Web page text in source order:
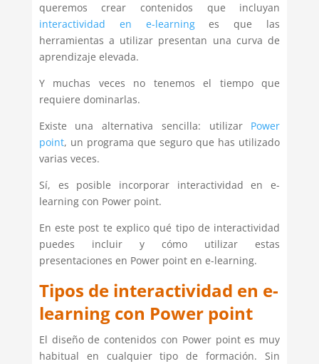
queremos crear contenidos que incluyan
interactividad en e-learninges que las
herramientas a utilizar presentan una curva de
aprendizaje elevada.
Y muchas veces no tenemos el tiempo que
requiere dominarlas.
Existe una alternativa sencilla: utilizar Power
point, un programa que seguro que has utilizado
varias veces.
Sí, es posible incorporar interactividad en e-
learning con Power point.
En este post te explico qué tipo de interactividad
puedes incluir y cómo utilizar estas
presentaciones en Power point en e-learning.
Tipos de interactividad en e-
learning con Power point
El diseño de contenidos con Power point es muy
habitual en cualquier tipo de formación. Sin